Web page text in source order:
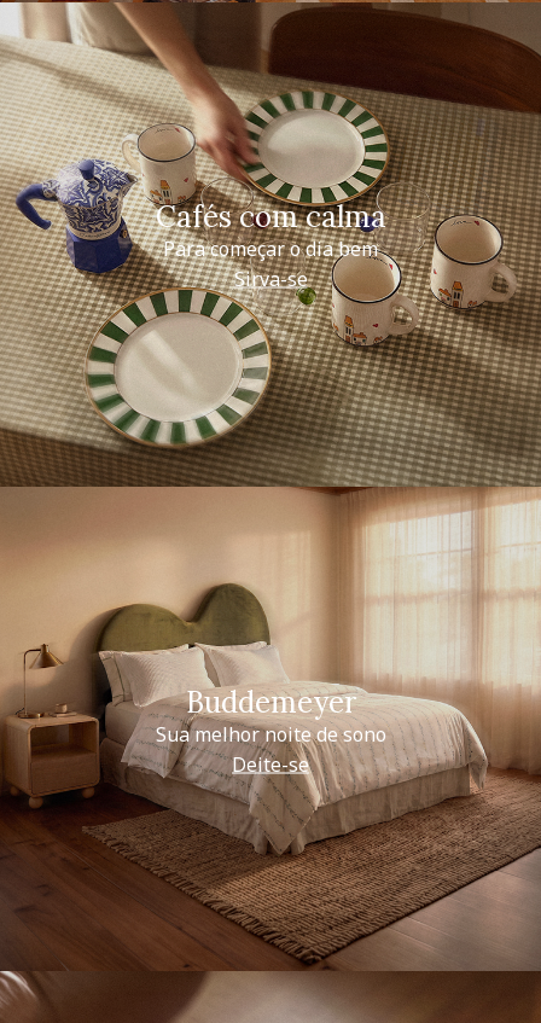
Cafés com calma
Para começar o dia bem
Sirva-se
Buddemeyer
Sua melhor noite de sono
Deite-se